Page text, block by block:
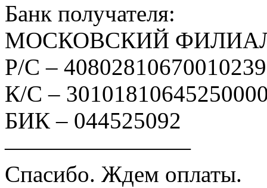
Банк получателя:
МОСКОВСКИЙ
Р/С –
К/С –
БИК – 044525092
————————
Спасибо. Ждем оплаты.